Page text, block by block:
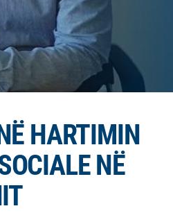
HARTIMIN
NË